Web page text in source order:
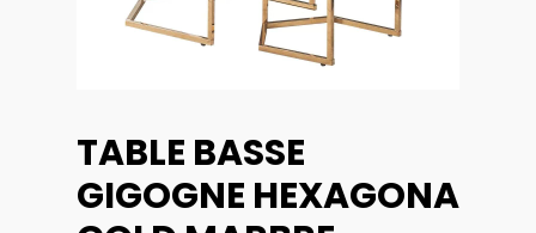
TABLE BASSE
GIGOGNE HEXAGONA